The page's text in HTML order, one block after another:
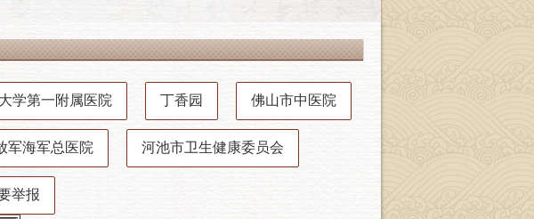
学第一附属医院 丁香园 佛山市中医院
军海军总医院 河池市卫生健康委员会
举报